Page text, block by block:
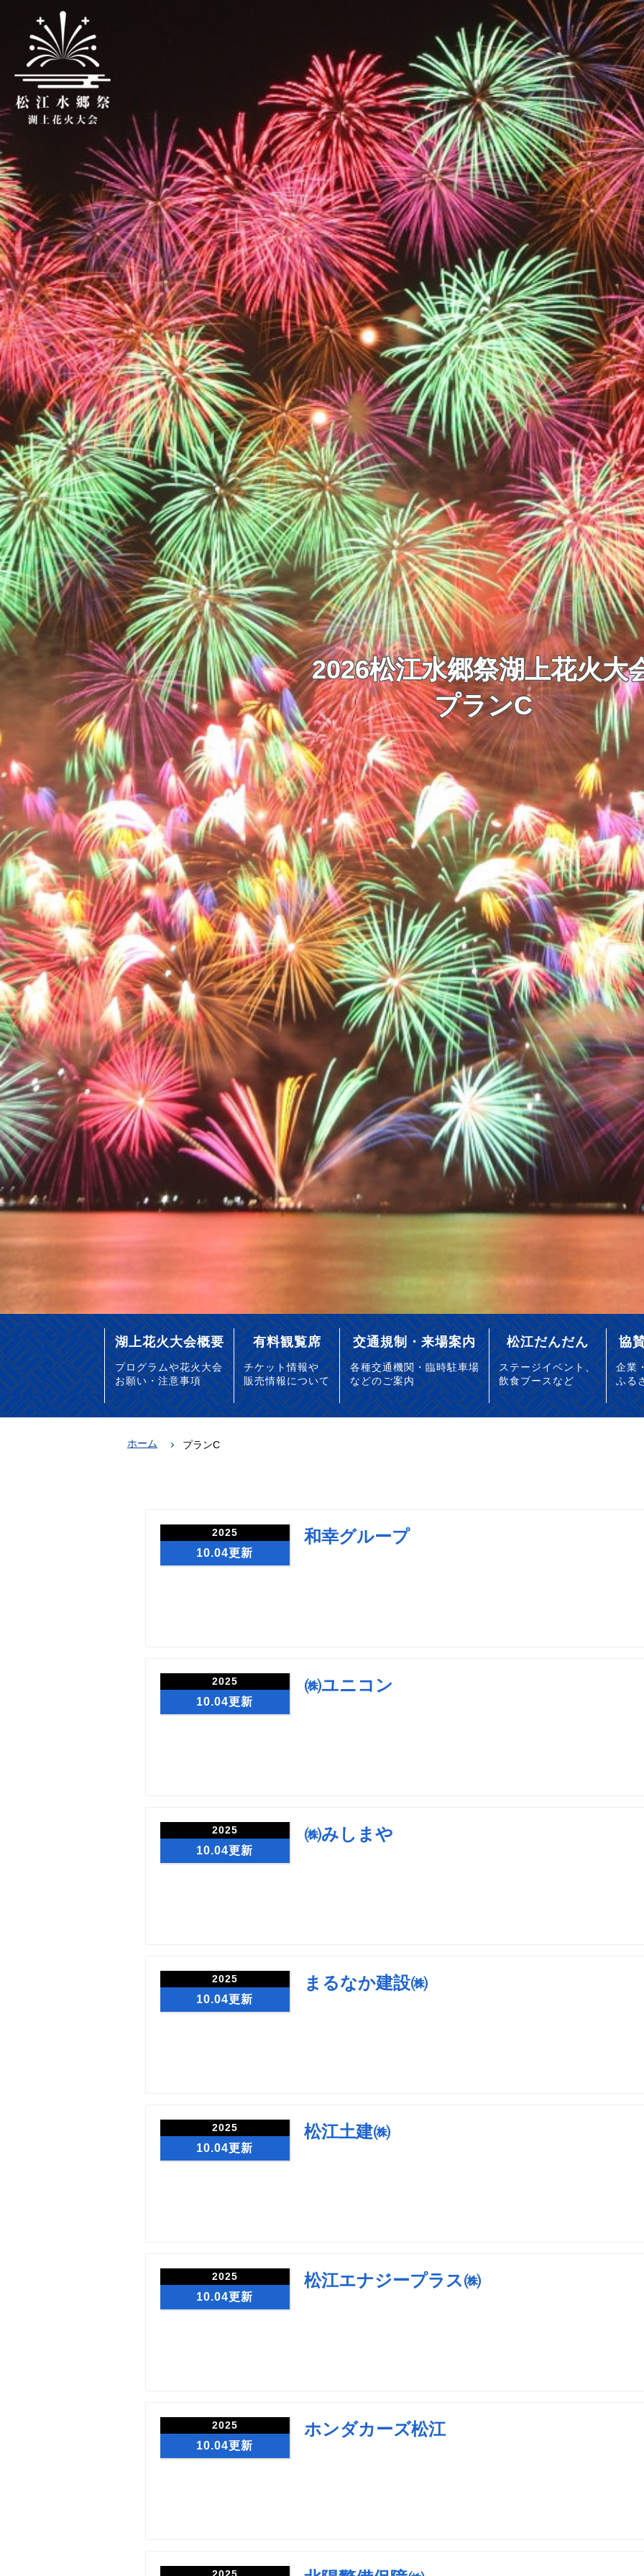
2026松江水郷祭湖上花火大
プランC
湖上花火大会概要
プログラムや花火大会
お願い・注意事項
有料観覧席
チケット情報や
販売情報について
交通規制・来場案内
各種交通機関・臨時駐車場
などのご案内
松江だんだん
ステージイベント、
飲食ブースなど
協
企業
ふる
ホーム プランC
2025
10.04更新
和幸グループ
2025
10.04更新
㈱ユニコン
2025
10.04更新
㈱みしまや
2025
10.04更新
まるなか建設㈱
2025
10.04更新
松江土建㈱
2025
10.04更新
松江エナジープラス㈱
2025
10.04更新
ホンダカーズ松江
2025